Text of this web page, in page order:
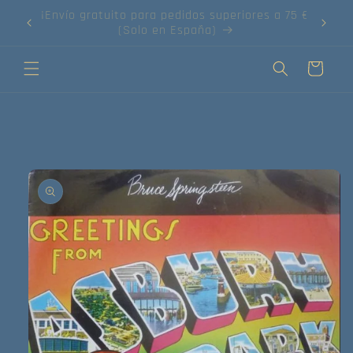
directamente¡Compra tus discos online!
Carrito